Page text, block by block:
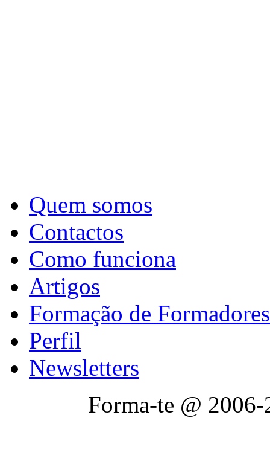
Quem somos
Contactos
Como funciona
Artigos
Formação de Formadores
Perfil
Newsletters
Forma-te @